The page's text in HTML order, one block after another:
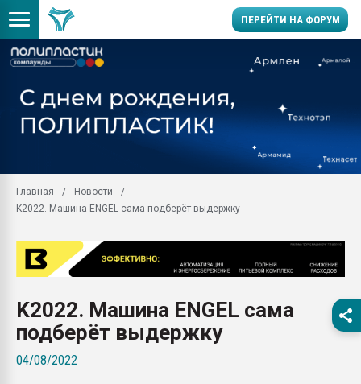
ПЕРЕЙТИ НА ФОРУМ
Вакуум-формовочные
28.07.2026
Всё, что касается
бутылок
Материал поверхности
вакуумного
Главная
Новости
K2022. Машина ENGEL сама подберёт выдержку
K2022. Машина ENGEL сама
подберёт выдержку
04/08/2022